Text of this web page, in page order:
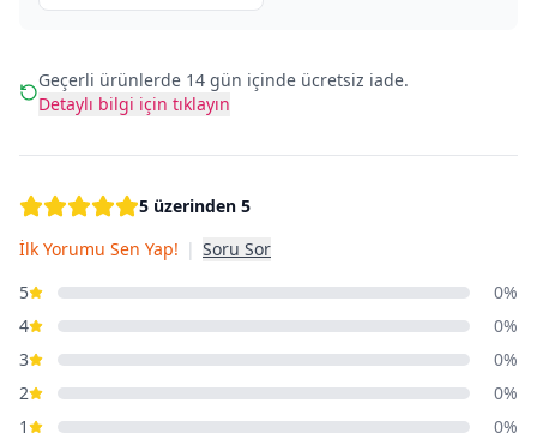
Geçerli ürünlerde 14 gün içinde ücretsiz iade.
Detaylı bilgi için tıklayın
5 üzerinden 5
İlk Yorumu Sen Yap! | Soru Sor
5
0%
4
0%
3
0%
2
0%
1
0%